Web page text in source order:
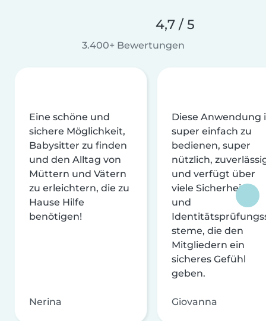
4,7 / 5
3.400+ Bewertungen
Eine schöne und
sichere Möglichkeit,
Babysitter zu finden
und den Alltag von
Müttern und Vätern
zu erleichtern, die zu
Hause Hilfe
benötigen!
Nerina
Diese Anwendung
super einfach zu
bedienen, super
nützlich,
und verfügt über
viele Sicherheits-
und
steme, die den
Mitgliedern ein
sicheres Gefühl
geben.
Giovanna